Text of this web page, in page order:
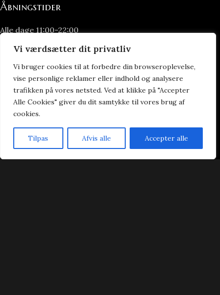
Vi værdsætter dit privatliv
Vi bruger cookies til at forbedre din browseroplevelse,
vise personlige reklamer eller indhold og analysere
trafikken på vores netsted. Ved at klikke på "Accepter
Alle Cookies" giver du dit samtykke til vores brug af
cookies.
Tilpas Afvis alle Accepter alle
Åbningstider
Alle dage 11:00-22:00
All you can eat:
Frokost: 11:00-16:00
Aften: 16:00-21:30